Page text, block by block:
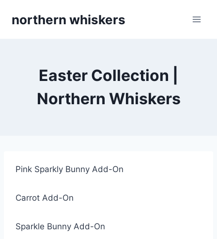
northern whiskers
Easter Collection |
Northern Whiskers
Pink Sparkly Bunny Add-On
Carrot Add-On
Sparkle Bunny Add-On